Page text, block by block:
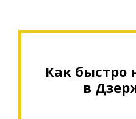
Как быстро
в